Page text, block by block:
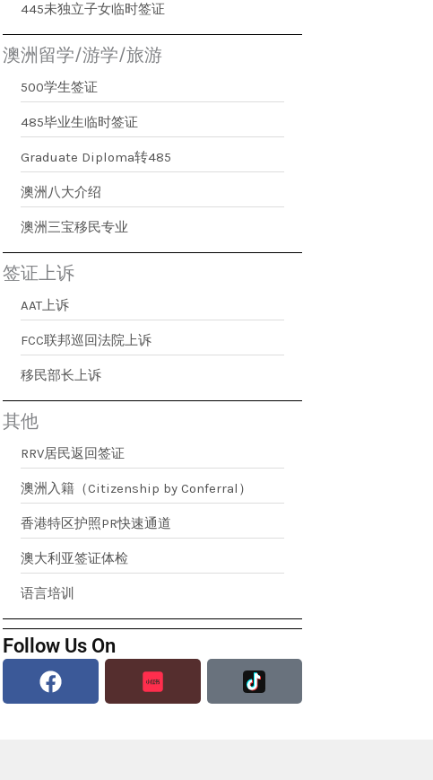
445未独立子女临时签证
澳洲留学/游学/旅游
500学生签证
485毕业生临时签证
Graduate Diploma转485
澳洲八大介绍
澳洲三宝移民专业
签证上诉
AAT上诉
FCC联邦巡回法院上诉
移民部长上诉
其他
RRV居民返回签证
澳洲入籍（Citizenship by Conferral）
香港特区护照PR快速通道
澳大利亚签证体检
语言培训
Follow Us On
Facebook